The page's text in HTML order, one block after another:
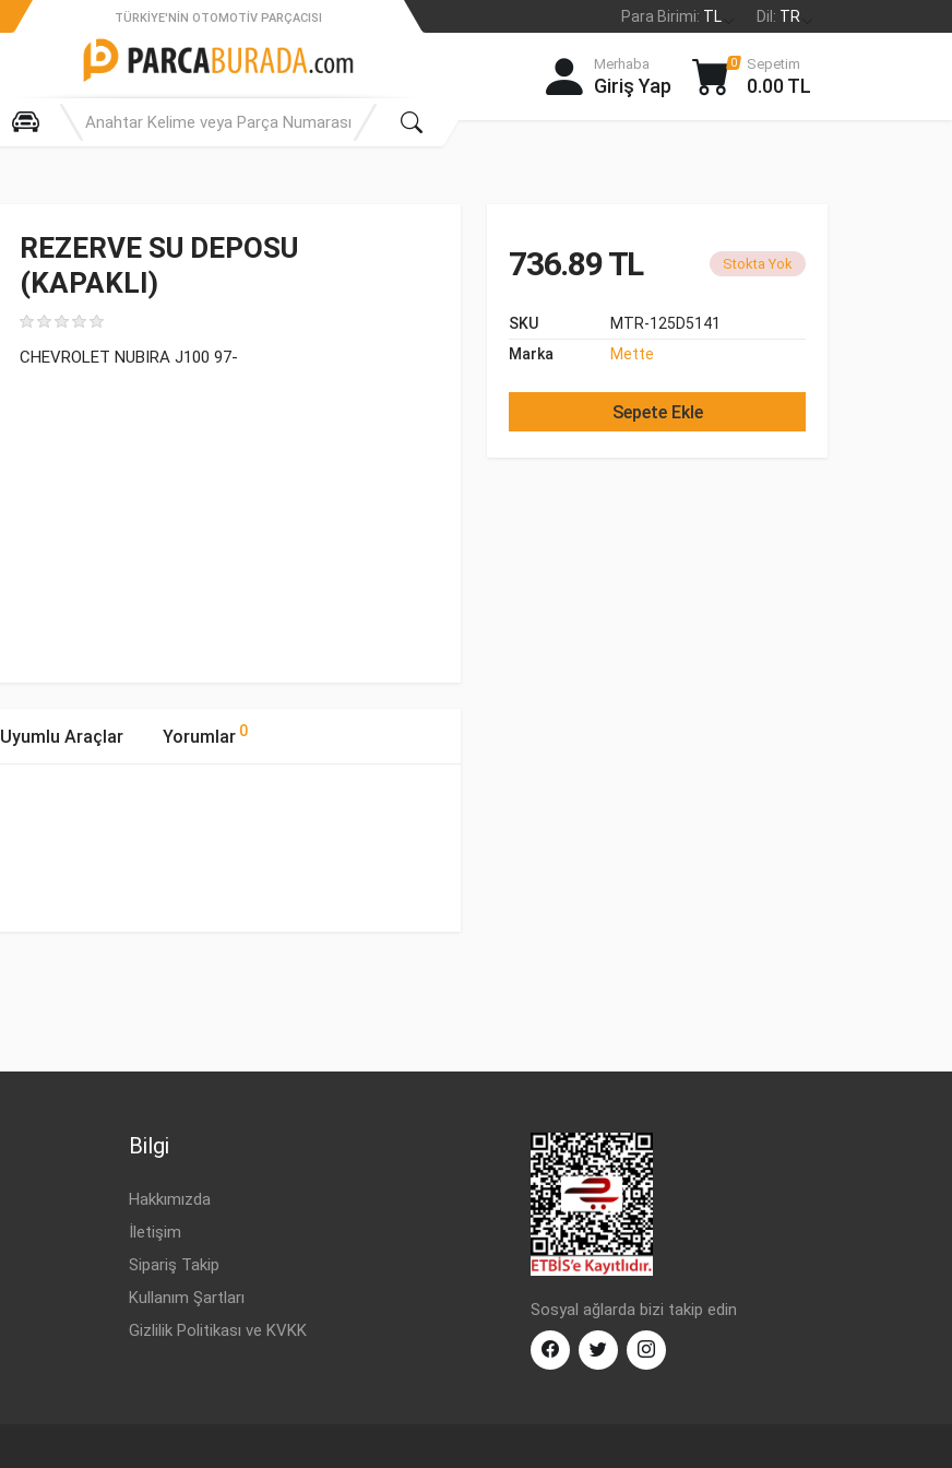
Para Birimi: TL Dil: TR
TÜRKIYE'NIN OTOMOTIV PARÇACISI
Merhaba
Giriş Yap
0 Sepetim
0.00 TL
REZERVE SU DEPOSU
(KAPAKLI)
CHEVROLET NUBIRA J100 97-
736.89 TL Stokta Yok
SKU
MTR-125D5141
Marka
Mette
Sepete Ekle
Uyumlu Araçlar Yorumlar 0
Bilgi
Hakkımızda
İletişim
Sipariş Takip
Kullanım Şartları
Gizlilik Politikası ve KVKK
Sosyal ağlarda bizi takip edin